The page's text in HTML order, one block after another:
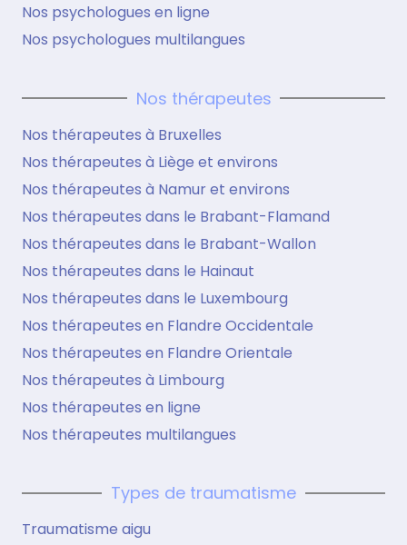
Nos psychologues en ligne
Nos psychologues multilangues
Nos thérapeutes
Nos thérapeutes à Bruxelles
Nos thérapeutes à Liège et environs
Nos thérapeutes à Namur et environs
Nos thérapeutes dans le Brabant-Flamand
Nos thérapeutes dans le Brabant-Wallon
Nos thérapeutes dans le Hainaut
Nos thérapeutes dans le Luxembourg
Nos thérapeutes en Flandre Occidentale
Nos thérapeutes en Flandre Orientale
Nos thérapeutes à Limbourg
Nos thérapeutes en ligne
Nos thérapeutes multilangues
Types de traumatisme
Traumatisme aigu